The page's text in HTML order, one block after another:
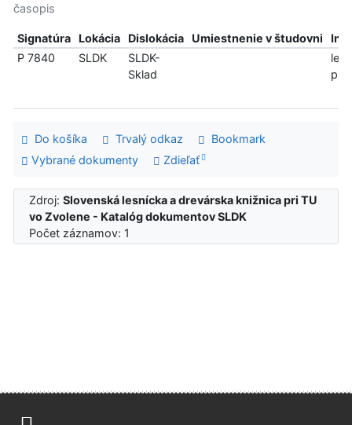
časopis
Signatúra Lokácia Dislokácia Umiestnenie v študovni
Info
P 7840
SLDK
SLDK-
Sklad
len
Do košíka Trvalý odkaz
Bookmark
Vybrané dokumenty
Zdieľať
Zdroj:Slovenská lesnícka a drevárska knižnica pri TU
vo Zvolene - Katalóg dokumentov SLDK
Počet záznamov: 1